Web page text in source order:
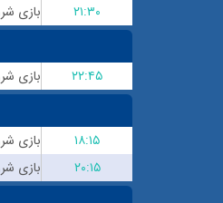
۲۱:۳۰
۲۲:۴۵
۱۸:۱۵
۲۰:۱۵